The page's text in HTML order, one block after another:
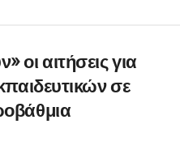
οι αιτήσεις για
σε